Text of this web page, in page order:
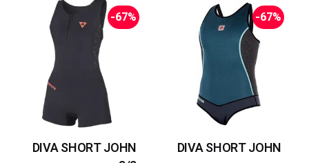
-67%
DIVA SHORT JOHN
-67%
DIVA SHORT JOHN